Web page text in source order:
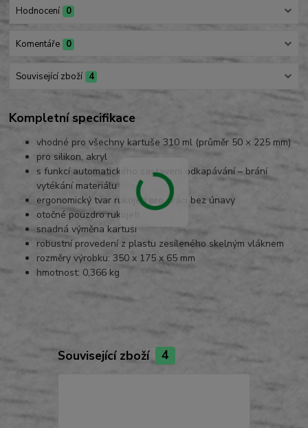
Hodnocení 0
Komentáře 0
Související zboží 4
Kompletní specifikace
vhodné pro všechny kartuše 310 ml (průměr 50 × 225 mm)
pro silikon, akryl
s funkcí automatického zastavení odkapávání – brání
vytékání materiálu
ergonomický tvar rukojeti pro práci bez únavy
otočné pouzdro rukojeti
snadná výměna kartuší
robustní provedení z plastu zesíleného skelným vláknem
rozměry výrobku: 350 x 175 x 65 mm
hmotnost: 0,366 kg
Související zboží 4